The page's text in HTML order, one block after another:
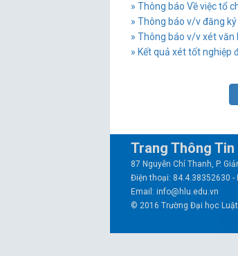
» Thông báo Về việc tổ
» Thông báo v/v đăng
» Thông báo v/v xét văn
» Kết quả xét tốt nghiệp
Trang Thông Tin
87 Nguyễn Chí Thanh, P.
Điện thoại: 84.4.38352630 -
Email: info@hlu.edu.vn
© 2016 Trường Đại học Luật